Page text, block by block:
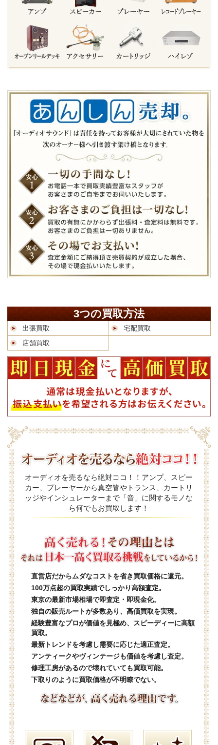
3つの買取方法
出張買取
宅配買取
店舗買取
オーディオを売るなら絶対ココ！！アンプ、スピー
カー、プレーヤーから真空管やトランス、カートリ
ッジやインシュレーターまで「音」に関するモノな
ら何でもお買取します！
直営店だからムダなコストを省き買取価格に還元。
100万点超の買取実績でしっかり高額査定。
東京の最新市場相場で即査定・即現金化。
独自の販売ルートが多数あり、高価買取を実現。
経験豊富なプロが価値を見極め、スピーディーに高額
買取。
最新トレンドを考慮し需要に応じた適正査定。
アンティークやヴィンテージも価値を考慮し査定。
修理工房があるので壊れていても買取可能。
下取りのように買取価格が不明瞭でない。